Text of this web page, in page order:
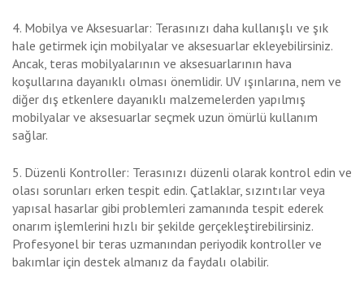
4. Mobilya ve Aksesuarlar: Terasınızı daha kullanışlı ve şık
hale getirmek için mobilyalar ve aksesuarlar ekleyebilirsiniz.
Ancak, teras mobilyalarının ve aksesuarlarının hava
koşullarına dayanıklı olması önemlidir. UV ışınlarına, nem ve
diğer dış etkenlere dayanıklı malzemelerden yapılmış
mobilyalar ve aksesuarlar seçmek uzun ömürlü kullanım
sağlar.
5. Düzenli Kontroller: Terasınızı düzenli olarak kontrol edin ve
olası sorunları erken tespit edin. Çatlaklar, sızıntılar veya
yapısal hasarlar gibi problemleri zamanında tespit ederek
onarım işlemlerini hızlı bir şekilde gerçekleştirebilirsiniz.
Profesyonel bir teras uzmanından periyodik kontroller ve
bakımlar için destek almanız da faydalı olabilir.